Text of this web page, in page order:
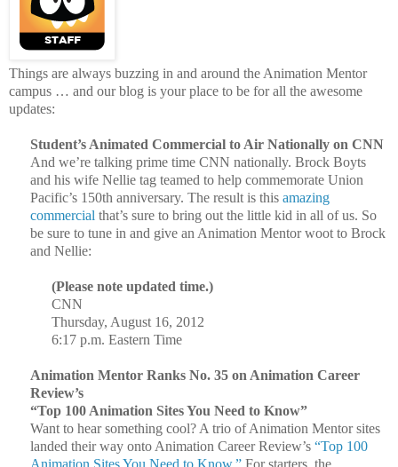
Things are always buzzing in and around the Animation Mentor
campus … and our blog is your place to be for all the awesome
updates:
Student’s Animated Commercial to Air Nationally on CNN
And we’re talking prime time CNN nationally. Brock Boyts
and his wife Nellie tag teamed to help commemorate Union
Pacific’s 150th anniversary. The result is this amazing
commercial that’s sure to bring out the little kid in all of us. So
be sure to tune in and give an Animation Mentor woot to Brock
and Nellie:
(Please note updated time.)
CNN
Thursday, August 16, 2012
6:17 p.m. Eastern Time
Animation Mentor Ranks No. 35 on Animation Career
Review’s
“Top 100 Animation Sites You Need to Know”
Want to hear something cool? A trio of Animation Mentor sites
landed their way onto Animation Career Review’s “Top 100
Animation Sites You Need to Know.” For starters, the